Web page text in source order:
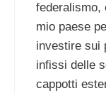
mio paese
investire sui
infissi delle
cappotti